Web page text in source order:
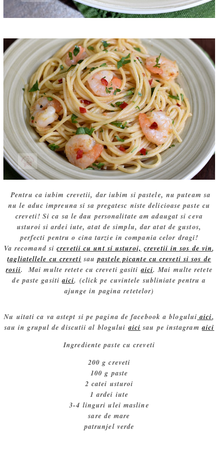
Pentru ca iubim crevetii, dar iubim si pastele, nu puteam sa
nu le aduc impreuna si sa pregatesc niste delicioase paste cu
creveti! Si ca sa le dau personalitate am adaugat si ceva
usturoi si ardei iute, atat de simplu, dar atat de gustos,
perfecti pentru o cina tarzie in compania celor dragi!
Va recomand sicrevetii cu unt si usturoi, crevetii in sos de vin,
tagliatellele cu creveti saupastele picante cu creveti si sos de
rosii. Mai multe retete cu creveti gasitiaici. Mai multe retete
de paste gasitiaici. (click pe cuvintele subliniate pentru a
ajunge in pagina retetelor)
Nu uitati ca va astept si pe pagina de facebook a blogului aici,
sau in grupul de discutii al bloguluiaici sau pe instagramaici
Ingrediente paste cu creveti
200 g creveti
100 g paste
2 catei usturoi
1 ardei iute
3-4 linguri ulei masline
sare de mare
patrunjel verde